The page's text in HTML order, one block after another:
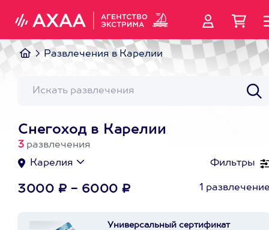
Развлечения в Карелии
Снегоход в Карелии
3 развлечения
Фильтры
Карелия
3000 ₽ - 6000 ₽ 1
Универсальный сертификат